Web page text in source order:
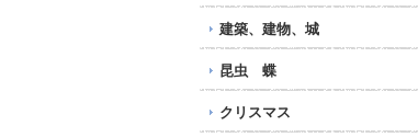
建築、建物、城
昆虫 蝶
クリスマス